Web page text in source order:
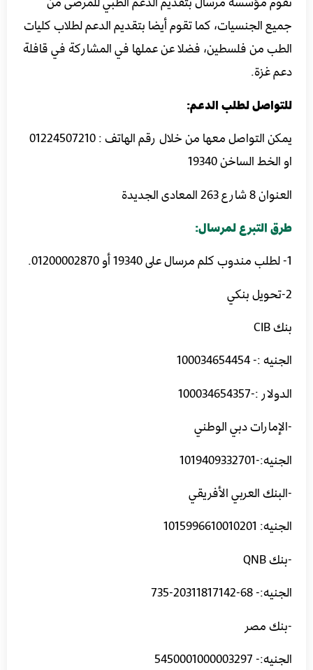
جميع الجنسيات، كما تقوم أيضا بتقديم الدعم لطلاب كليات
الطب من فلسطين، فضلا عن عملها في المشاركة في قافلة
دعم غزة.
للتواصل لطلب الدعم:
يمكن التواصل معها من خلال رقم الهاتف : 01224507210
او الخط الساخن 19340
العنوان 8 شارع 263 المعادى الجديدة
طرق التبرع لمرسال:
1- لطلب مندوب كلم مرسال على 19340 أو 01200002870.
2-تحويل بنكي
بنك CIB
الجنيه :- 100034654454
الدولار :-100034654357
-الإمارات دبي الوطني
الجنيه:-1019409332701
-البنك العربي الأفريقي
الجنيه: 1015996610010201
-بنك QNB
الجنيه:- 68-20311817142-735
-بنك مصر
الجنيه:- 5450001000003297